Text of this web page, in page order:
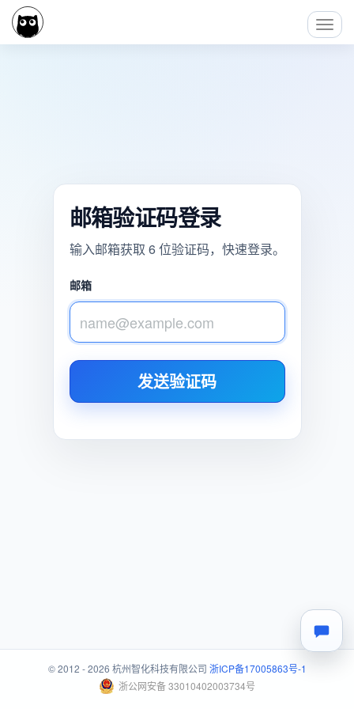
邮箱验证码登录
输入邮箱获取 6 位验证码，快速登录。
邮箱
发送验证码
© 2012 - 2026 杭州智化科技有限公司 浙ICP备17005863号-1
浙公网安备 33010402003734号